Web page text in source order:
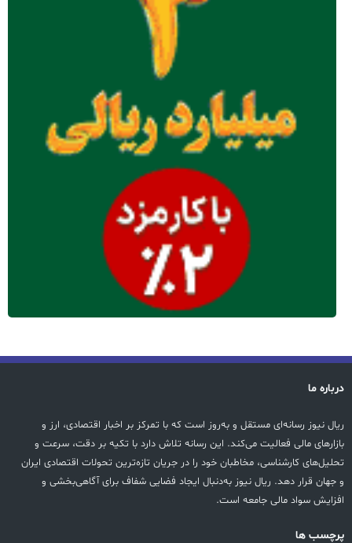
درباره ما
ریال نیوز رسانه‌ای مستقل و به‌روز است که با تمرکز بر اخبار اقتصادی، ارز و
بازارهای مالی فعالیت می‌کند. این رسانه تلاش دارد با تکیه بر دقت، سرعت و
تحلیل‌های کارشناسی، مخاطبان خود را در جریان تازه‌ترین تحولات اقتصادی ایران
و جهان قرار دهد. ریال نیوز به‌دنبال ایجاد فضایی شفاف برای آگاهی‌بخشی و
افزایش سواد مالی جامعه است.
پرچسب ها